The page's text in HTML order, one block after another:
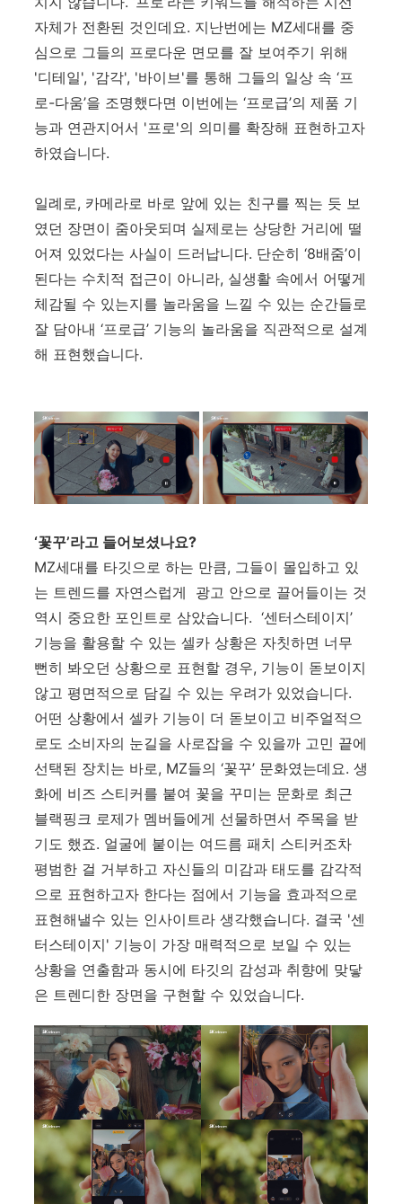
자체가 전환된 것인데요. 지난번에는 MZ세대를 중
심으로 그들의 프로다운 면모를 잘 보여주기 위해
'디테일', '감각', '바이브'를 통해 그들의 일상 속 ‘프
로-다움’을 조명했다면 이번에는 ‘프로급’의 제품 기
능과 연관지어서 '프로'의 의미를 확장해 표현하고자
하였습니다.
일례로, 카메라로 바로 앞에 있는 친구를 찍는 듯 보
였던 장면이 줌아웃되며 실제로는 상당한 거리에 떨
어져 있었다는 사실이 드러납니다. 단순히 ‘8배줌’이
된다는 수치적 접근이 아니라, 실생활 속에서 어떻게
체감될 수 있는지를 놀라움을 느낄 수 있는 순간들로
잘 담아내 ‘프로급’ 기능의 놀라움을 직관적으로 설계
해 표현했습니다.
‘꽃꾸’라고 들어보셨나요?
MZ세대를 타깃으로 하는 만큼, 그들이 몰입하고 있
는 트렌드를 자연스럽게 광고 안으로 끌어들이는 것
역시 중요한 포인트로 삼았습니다. ‘센터스테이지’
기능을 활용할 수 있는 셀카 상황은 자칫하면 너무
뻔히 봐오던 상황으로 표현할 경우, 기능이 돋보이지
않고 평면적으로 담길 수 있는 우려가 있었습니다.
어떤 상황에서 셀카 기능이 더 돋보이고 비주얼적으
로도 소비자의 눈길을 사로잡을 수 있을까 고민 끝에
선택된 장치는 바로, MZ들의 ‘꽃꾸’ 문화였는데요. 생
화에 비즈 스티커를 붙여 꽃을 꾸미는 문화로 최근
블랙핑크 로제가 멤버들에게 선물하면서 주목을 받
기도 했죠. 얼굴에 붙이는 여드름 패치 스티커조차
평범한 걸 거부하고 자신들의 미감과 태도를 감각적
으로 표현하고자 한다는 점에서 기능을 효과적으로
표현해낼수 있는 인사이트라 생각했습니다. 결국 '센
터스테이지' 기능이 가장 매력적으로 보일 수 있는
상황을 연출함과 동시에 타깃의 감성과 취향에 맞닿
은 트렌디한 장면을 구현할 수 있었습니다.